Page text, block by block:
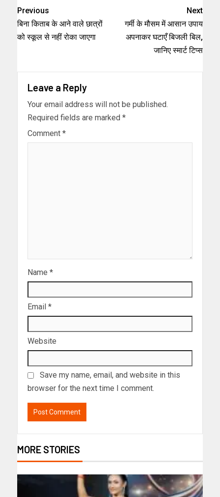
Previous
बिना किताब के आने वाले छात्रों
को स्कूल से नहीं रोका जाएगा
Next
गर्मी के मौसम में आसान उपाय
अपनाकर घटाएँ बिजली बिल,
जानिए स्मार्ट टिप्स
Leave a Reply
Your email address will not be published.
Required fields are marked *
Comment *
Name *
Email *
Website
Save my name, email, and website in this
browser for the next time I comment.
MORE STORIES